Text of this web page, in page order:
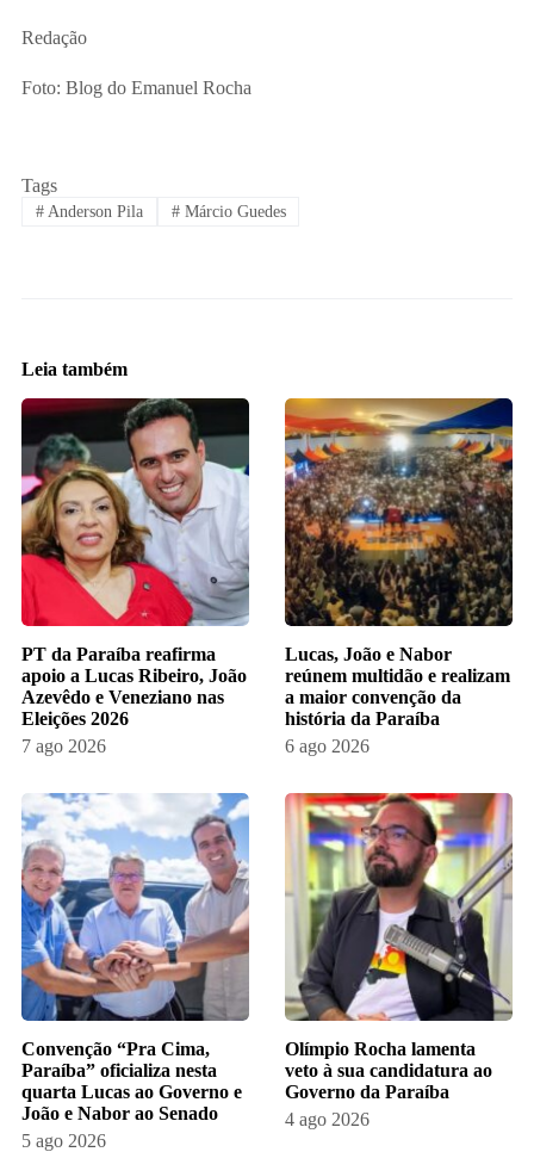
Redação
Foto: Blog do Emanuel Rocha
Tags
#Anderson Pila #Márcio Guedes
Leia também
PT da Paraíba reafirma
apoio a Lucas Ribeiro, João
Azevêdo e Veneziano nas
Eleições 2026
7 ago 2026
Lucas, João e Nabor
reúnem multidão e realizam
a maior convenção da
história da Paraíba
6 ago 2026
Convenção “Pra Cima,
Paraíba” oficializa nesta
quarta Lucas ao Governo e
João e Nabor ao Senado
5 ago 2026
Olímpio Rocha lamenta
veto à sua candidatura ao
Governo da Paraíba
4 ago 2026